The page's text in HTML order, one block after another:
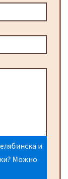
и
Можно